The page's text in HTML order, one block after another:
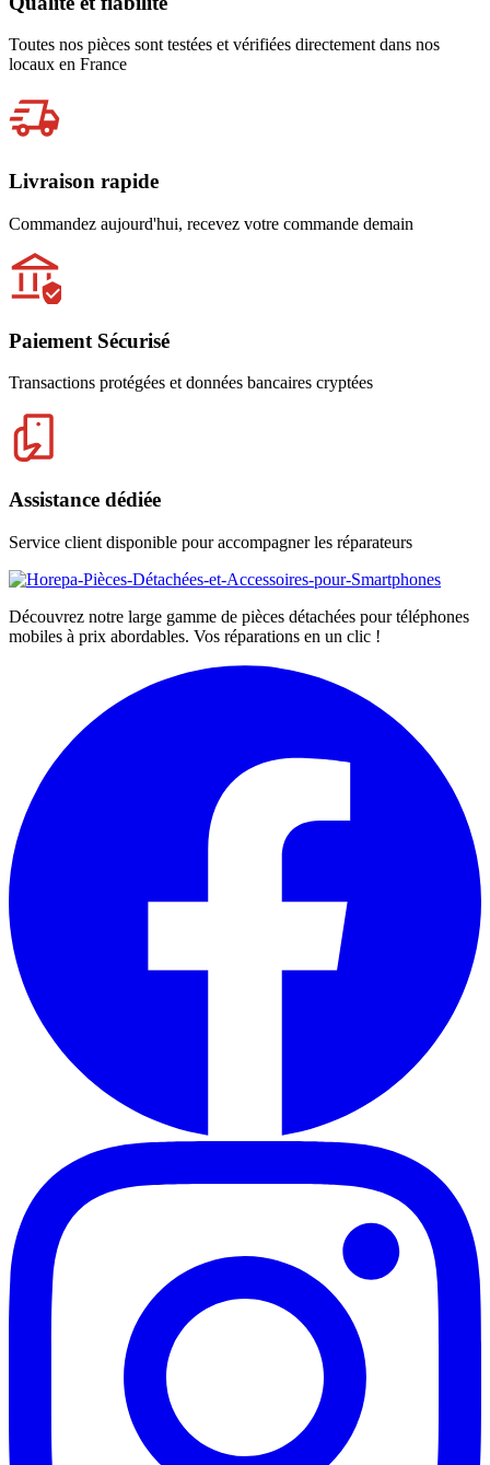
Toutes nos pièces sont testées et vérifiées directement dans nos
locaux en France
Livraison rapide
Commandez aujourd'hui, recevez votre commande demain
Paiement Sécurisé
Transactions protégées et données bancaires cryptées
Assistance dédiée
Service client disponible pour accompagner les réparateurs
Découvrez notre large gamme de pièces détachées pour téléphones
mobiles à prix abordables. Vos réparations en un clic !